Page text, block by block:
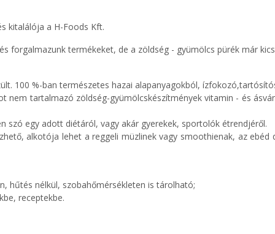
kitalálója a H-Foods Kft.
forgalmazunk termékeket, de a zöldség - gyümölcs pürék már
100 %-ban természetes hazai alapanyagokból,
nem tartalmazó zöldség-gyümölcskészítmények vitamin - és
szó egy adott diétáról, vagy akár gyerekek, sportolók étrendjéről.
alkotója lehet a reggeli müzlinek vagy smoothienak, az
hűtés nélkül, szobahőmérsékleten is tárolható;
receptekbe.